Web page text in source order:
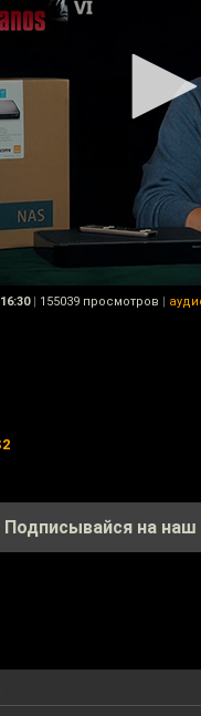
16:30 | 155039 просмотров |
Подписывайся на наш